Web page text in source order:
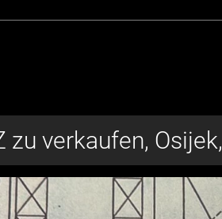
zu verkaufen, Osijek,